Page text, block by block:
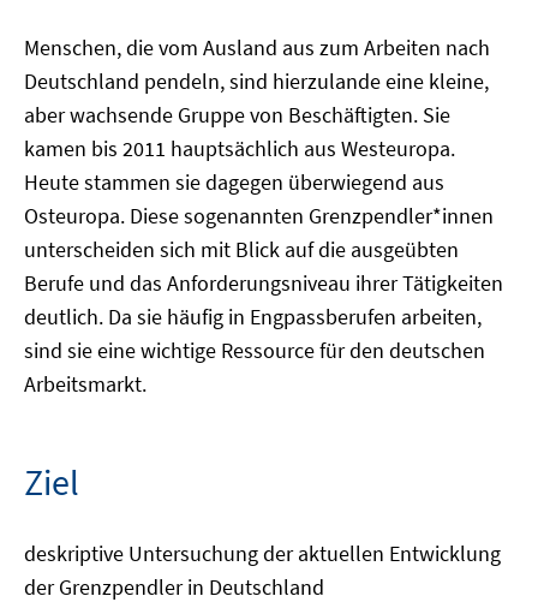
Menschen, die vom Ausland aus zum Arbeiten nach
Deutschland pendeln, sind hierzulande eine kleine,
aber wachsende Gruppe von Beschäftigten. Sie
kamen bis 2011 hauptsächlich aus Westeuropa.
Heute stammen sie dagegen überwiegend aus
Osteuropa. Diese sogenannten Grenzpendler*innen
unterscheiden sich mit Blick auf die ausgeübten
Berufe und das Anforderungsniveau ihrer Tätigkeiten
deutlich. Da sie häufig in Engpassberufen arbeiten,
sind sie eine wichtige Ressource für den deutschen
Arbeitsmarkt.
Ziel
deskriptive Untersuchung der aktuellen Entwicklung
der Grenzpendler in Deutschland